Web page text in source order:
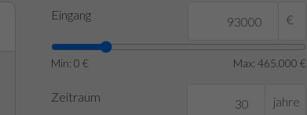
Eingang €
Min: 0 € Max: 465.000 €
Zeitraum jahre